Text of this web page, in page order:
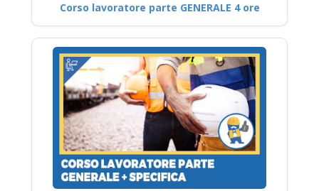
Corso lavoratore parte GENERALE 4 ore